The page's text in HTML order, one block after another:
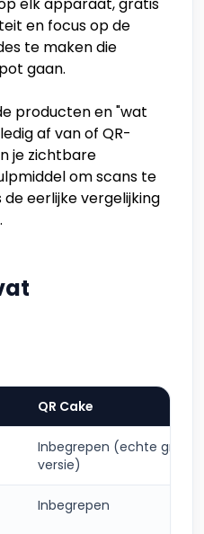
elk apparaat, gratis
en focus op de
te maken die
gaan.
producten en "wat
af van of QR-
je zichtbare
om scans te
eerlijke vergelijking
QR Cake
Inbegrepen (echte gratis
versie)
Inbegrepen